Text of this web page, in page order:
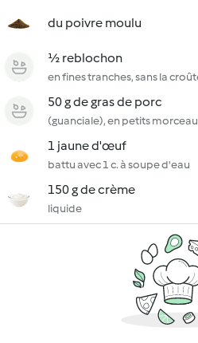
du poivre moulu
½ reblochon
en fines tranches, sans la
50 g de gras de porc
(guanciale), en petits
1 jaune d'œuf
battu avec 1 c. à soupe d'eau
150 g de crème
liquide